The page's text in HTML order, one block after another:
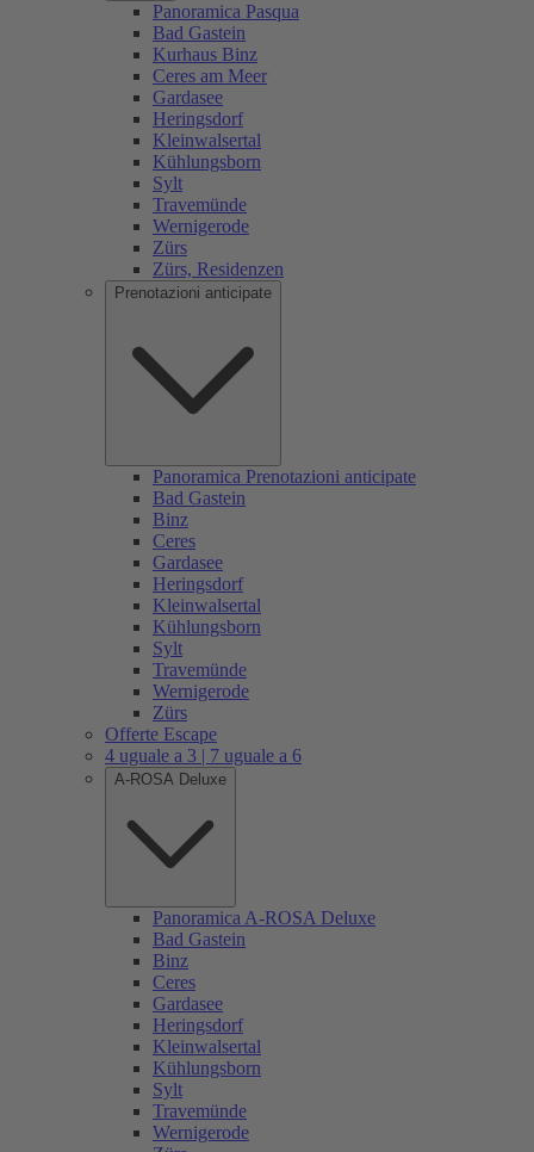
Panoramica Pasqua
Bad Gastein
Kurhaus Binz
Ceres am Meer
Gardasee
Heringsdorf
Kleinwalsertal
Kühlungsborn
Sylt
Travemünde
Wernigerode
Zürs
Zürs, Residenzen
Prenotazioni anticipate
Panoramica Prenotazioni anticipate
Bad Gastein
Binz
Ceres
Gardasee
Heringsdorf
Kleinwalsertal
Kühlungsborn
Sylt
Travemünde
Wernigerode
Zürs
Offerte Escape
4 uguale a 3 | 7 uguale a 6
A-ROSA Deluxe
Panoramica A-ROSA Deluxe
Bad Gastein
Binz
Ceres
Gardasee
Heringsdorf
Kleinwalsertal
Kühlungsborn
Sylt
Travemünde
Wernigerode